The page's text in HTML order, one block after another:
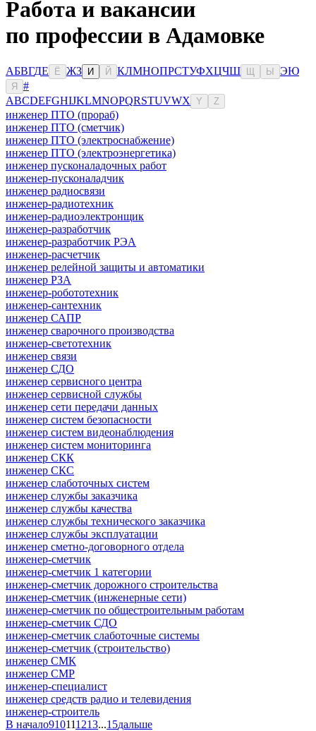
Работа и вакансии
по профессии в Адамовке
АБВГДЕ Ё ЖЗ И Й КЛМНОПРСТУФХЦЧШ Ы ЭЮ
Я
#
ABCDEFGHIJKLMNOPQRSTUVWX Y Z
инженер ПТО (прораб)
инженер ПТО (сметчик)
инженер ПТО (электроснабжение)
инженер ПТО (электроэнергетика)
инженер пусконаладочных работ
инженер-пусконаладчик
инженер радиосвязи
инженер-радиотехник
инженер-радиоэлектронщик
инженер-разработчик
инженер-разработчик РЭА
инженер-расчетчик
инженер релейной защиты и автоматики
инженер РЗА
инженер-робототехник
инженер-сантехник
инженер САПР
инженер сварочного производства
инженер-светотехник
инженер связи
инженер СДО
инженер сервисного центра
инженер сервисной службы
инженер сети передачи данных
инженер систем безопасности
инженер систем видеонаблюдения
инженер систем мониторинга
инженер СКК
инженер СКС
инженер слаботочных систем
инженер службы заказчика
инженер службы качества
инженер службы технического заказчика
инженер службы эксплуатации
инженер сметно-договорного отдела
инженер-сметчик
инженер-сметчик 1 категории
инженер-сметчик дорожного строительства
инженер-сметчик (инженерные сети)
инженер-сметчик по общестроительным работам
инженер-сметчик СДО
инженер-сметчик слаботочные системы
инженер-сметчик (строительство)
инженер СМК
инженер СМР
инженер-специалист
инженер средств радио и телевидения
инженер-строитель
В начало910111213...15дальше